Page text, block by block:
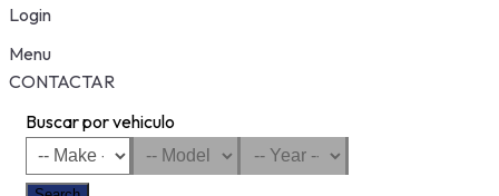
Login
Menu
CONTACTAR
Buscar por vehiculo